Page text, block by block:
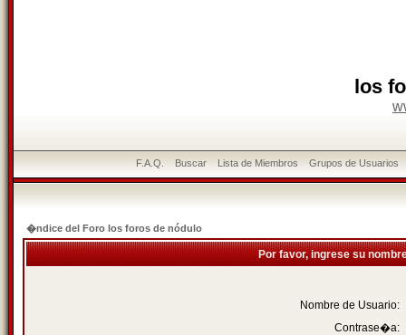
los
F.A.Q. Buscar Lista de Miembros Grupos de Usuarios
�ndice del Foro los foros de nódulo
Por favor, ingrese su
Nombre de Usuario:
Contrase�a: